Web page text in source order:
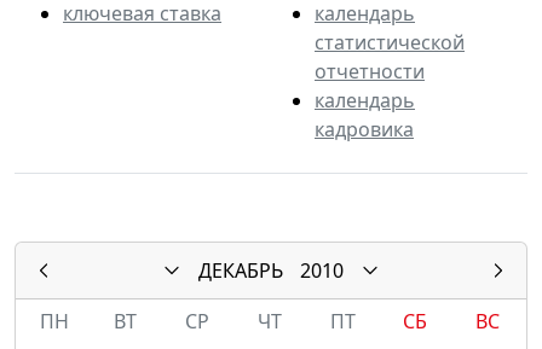
ключевая ставка
календарь
статистической
отчетности
календарь
кадровика
ДЕКАБРЬ
2010
ПН
ВТ СР ЧТ ПТ СБ
ВС